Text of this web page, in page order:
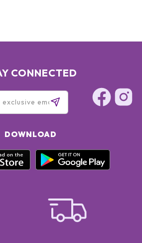
CONNECTED
DOWNLOAD